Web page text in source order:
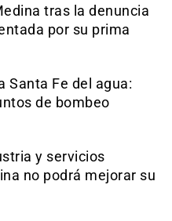
tras la denuncia
por su prima
Santa Fe del agua:
de bombeo
y servicios
no podrá mejorar su